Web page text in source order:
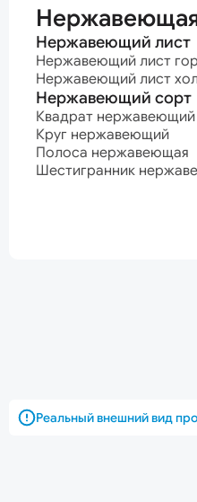
Нержавеющая
Нержавеющий лист
Нержавеющий лист
Нержавеющий лист
Нержавеющий сорт
Квадрат нержавеющий
Круг нержавеющий
Полоса нержавеющая
Шестигранник
Реальный внешний вид